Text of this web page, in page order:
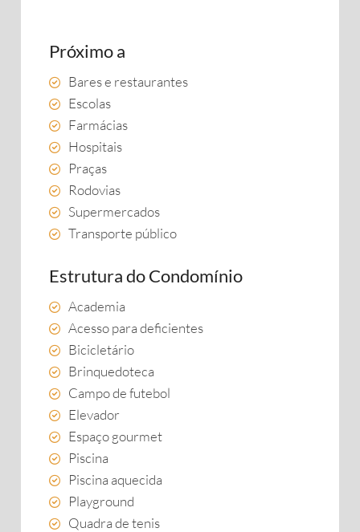
Próximo a
Bares e restaurantes
Escolas
Farmácias
Hospitais
Praças
Rodovias
Supermercados
Transporte público
Estrutura do Condomínio
Academia
Acesso para deficientes
Bicicletário
Brinquedoteca
Campo de futebol
Elevador
Espaço gourmet
Piscina
Piscina aquecida
Playground
Quadra de tenis